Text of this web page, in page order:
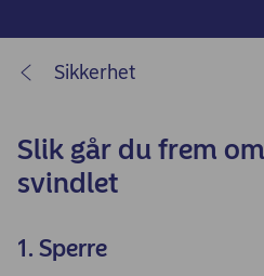
Sikkerhet
Slik går du frem
svindlet
1. Sperre